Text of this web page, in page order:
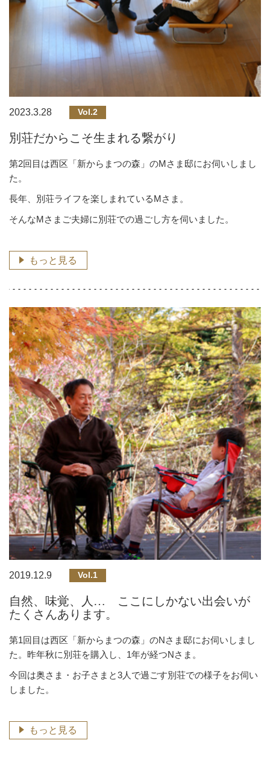
2023.3.28 Vol.2
別荘だからこそ生まれる繋がり
第2回目は西区「新からまつの森」のMさま邸にお伺いしまし
た。
長年、別荘ライフを楽しまれているMさま。
そんなMさまご夫婦に別荘での過ごし方を伺いました。
もっと見る
2019.12.9 Vol.1
自然、味覚、人… ここにしかない出会いが
たくさんあります。
第1回目は西区「新からまつの森」のNさま邸にお伺いしまし
た。昨年秋に別荘を購入し、1年が経つNさま。
今回は奥さま・お子さまと3人で過ごす別荘での様子をお伺い
しました。
もっと見る